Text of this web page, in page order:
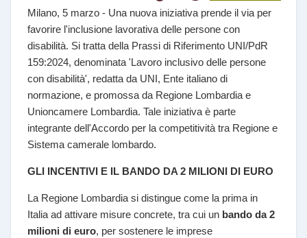
Milano, 5 marzo - Una nuova iniziativa prende il via per
favorire l'inclusione lavorativa delle persone con
disabilità. Si tratta della Prassi di Riferimento UNI/PdR
159:2024, denominata 'Lavoro inclusivo delle persone
con disabilità', redatta da UNI, Ente italiano di
normazione, e promossa da Regione Lombardia e
Unioncamere Lombardia. Tale iniziativa è parte
integrante dell'Accordo per la competitività tra Regione e
Sistema camerale lombardo.
GLI INCENTIVI E IL BANDO DA 2 MILIONI DI EURO
La Regione Lombardia si distingue come la prima in
Italia ad attivare misure concrete, tra cui un bando da 2
milioni di euro, per sostenere le imprese